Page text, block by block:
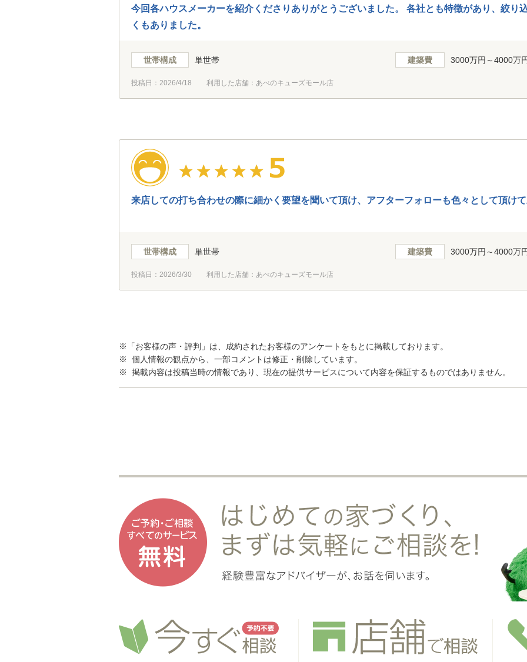
今回各ハウスメーカーを紹介くださりありがとうございました。 各社とも特徴があり、絞り
くもありました。
世帯構成 単世帯 建築費 3000万円～4000万
投稿日： 2026/4/18 利用した店舗：あべのキューズモール店
来店しての打ち合わせの際に細かく要望を聞いて頂け、アフターフォローも色々として頂けて
世帯構成 単世帯 建築費 3000万円～4000万
投稿日： 2026/3/30 利用した店舗：あべのキューズモール店
※「お客様の声・評判」は、成約されたお客様のアンケートをもとに掲載しております。
※ 個人情報の観点から、一部コメントは修正・削除しています。
※ 掲載内容は投稿当時の情報であり、現在の提供サービスについて内容を保証するものではありません。